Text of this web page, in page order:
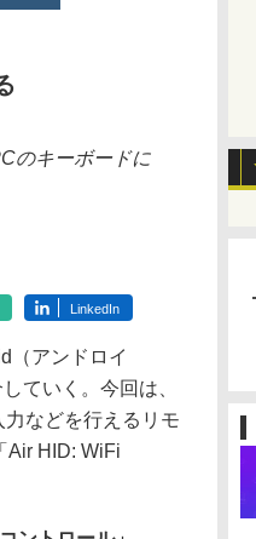
のキーボードに
LinkedIn
（アンドロイ
ていく。今回は、
などを行えるリモ
Air HID: WiFi